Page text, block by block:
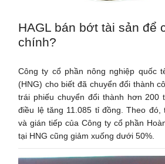
HAGL bán bớt tài sản để
chính?
Công ty cổ phần nông nghiệp quốc
(HNG) cho biết đã chuyển đổi thành
trái phiếu chuyển đổi thành hơn 200
điều lệ tăng 11.085 tỉ đồng. Theo
và gián tiếp của Công ty cổ phần
tại HNG cũng giảm xuống dưới 50%.